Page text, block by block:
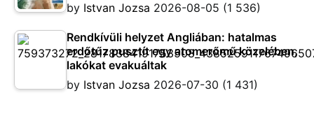
by Istvan Jozsa 2026-08-05 (1 536)
Rendkívüli helyzet Angliában: hatalmas
erdőtűz pusztít egy atomerőmű közelében,
lakókat evakuáltak
by Istvan Jozsa 2026-07-30 (1 431)